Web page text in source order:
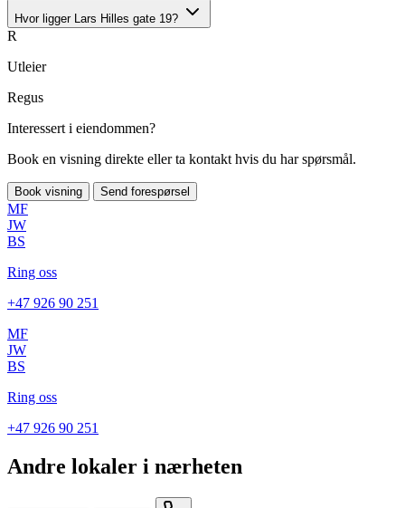
Hvor ligger Lars Hilles gate 19?
R
Utleier
Regus
Interessert i eiendommen?
Book en visning direkte eller ta kontakt hvis du har spørsmål.
Book visning Send forespørsel
MF
JW
BS
Ring oss
+47 926 90 251
MF
JW
BS
Ring oss
+47 926 90 251
Andre lokaler i nærheten